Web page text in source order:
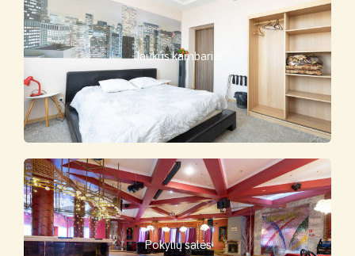
Jaukūs kambariai
Pokylių salės